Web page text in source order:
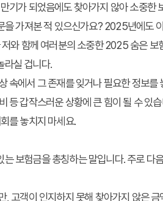
기가 되었음에도 찾아가지 않아 소중한
을 가져본 적 있으신가요? 2025년에도
와 함께 여러분의 소중한2025 숨은 보
라실 겁니다.
속에서 그 존재를 잊거나 필요한 정보를
등 갑작스러운 상황에 큰 힘이 될 수 있
를 놓치지 마세요.
보험금을 총칭하는 말입니다. 주로 다
, 고객이 인지하지 못해 찾아가지 않은 금